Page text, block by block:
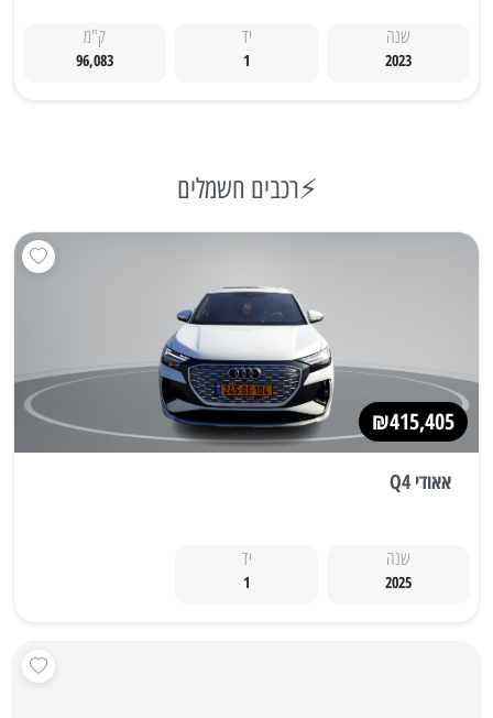
שנה
2023
יד
1
ק"מ
96,083
⚡רכבים חשמלים
₪415,405
אאודי Q4
שנה
2025
יד
1